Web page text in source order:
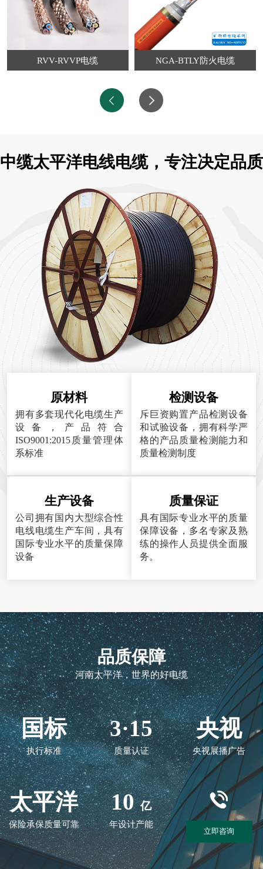
RVV-RVVP电缆 NGA-BTLY防火电缆
中缆太平洋电线电缆，专注决定品质
原材料
拥有多套现代化电缆生产
设备，产品符合
ISO9001:2015质量管理体
系标准
检测设备
斥巨资购置产品检测设备
和试验设备，拥有科学严
格的产品质量检测能力和
质量检测制度
生产设备
公司拥有国内大型综合性
电线电缆生产车间，具有
国际专业水平的质量保障
设备
质量保证
具有国际专业水平的质量
保障设备，多名专家及熟
练的操作人员提供全面服
务。
品质保障
河南太平洋，世界的好电缆
国标
执行标准
3·15
质量认证
央视
央视展播广告
太平洋
保险承保质量可靠
10 亿
年设计产能
立即咨询